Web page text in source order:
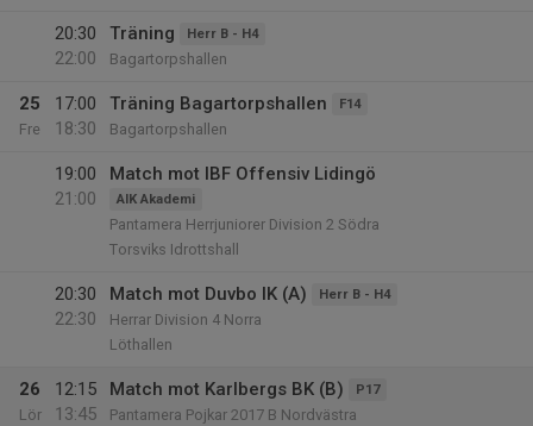
20:30
22:00
Träning Herr B - H4
Bagartorpshallen
25
Fre
17:00
18:30
Träning Bagartorpshallen F14
Bagartorpshallen
19:00
21:00
Match mot IBF Offensiv Lidingö
AIK Akademi
Pantamera Herrjuniorer Division 2 Södra
Torsviks Idrottshall
20:30
22:30
Match mot Duvbo IK (A) Herr B - H4
Herrar Division 4 Norra
Löthallen
26
Lör
12:15
13:45
Match mot Karlbergs BK (B) P17
Pantamera Pojkar 2017 B Nordvästra